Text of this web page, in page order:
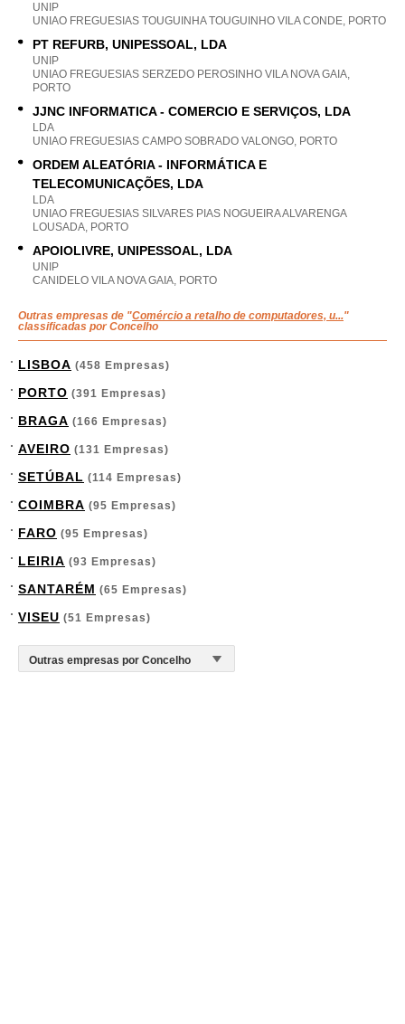
UNIP
UNIAO FREGUESIAS TOUGUINHA TOUGUINHO VILA CONDE, PORTO
PT REFURB, UNIPESSOAL, LDA
UNIP
UNIAO FREGUESIAS SERZEDO PEROSINHO VILA NOVA GAIA,
PORTO
JJNC INFORMATICA - COMERCIO E SERVIÇOS, LDA
LDA
UNIAO FREGUESIAS CAMPO SOBRADO VALONGO, PORTO
ORDEM ALEATÓRIA - INFORMÁTICA E
TELECOMUNICAÇÕES, LDA
LDA
UNIAO FREGUESIAS SILVARES PIAS NOGUEIRA ALVARENGA
LOUSADA, PORTO
APOIOLIVRE, UNIPESSOAL, LDA
UNIP
CANIDELO VILA NOVA GAIA, PORTO
Outras empresas de "Comércio a retalho de computadores, u..."
classificadas por Concelho
LISBOA (458 Empresas)
PORTO (391 Empresas)
BRAGA (166 Empresas)
AVEIRO (131 Empresas)
SETÚBAL (114 Empresas)
COIMBRA (95 Empresas)
FARO (95 Empresas)
LEIRIA (93 Empresas)
SANTARÉM (65 Empresas)
VISEU (51 Empresas)